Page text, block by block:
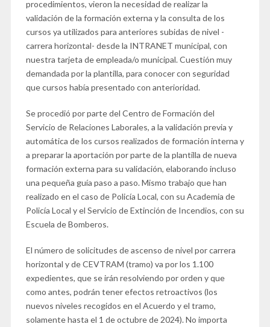
procedimientos, vieron la necesidad de realizar la
validación de la formación externa y la consulta de los
cursos ya utilizados para anteriores subidas de nivel -
carrera horizontal- desde la INTRANET municipal, con
nuestra tarjeta de empleada/o municipal. Cuestión muy
demandada por la plantilla, para conocer con seguridad
que cursos había presentado con anterioridad.
Se procedió por parte del Centro de Formación del
Servicio de Relaciones Laborales, a la validación previa y
automática de los cursos realizados de formación interna y
a preparar la aportación por parte de la plantilla de nueva
formación externa para su validación, elaborando incluso
una pequeña guía paso a paso. Mismo trabajo que han
realizado en el caso de Policía Local, con su Academia de
Policía Local y el Servicio de Extinción de Incendios, con su
Escuela de Bomberos.
El número de solicitudes de ascenso de nivel por carrera
horizontal y de CEVTRAM (tramo) va por los 1.100
expedientes, que se irán resolviendo por orden y que
como antes, podrán tener efectos retroactivos (los
nuevos niveles recogidos en el Acuerdo y el tramo,
solamente hasta el 1 de octubre de 2024). No importa